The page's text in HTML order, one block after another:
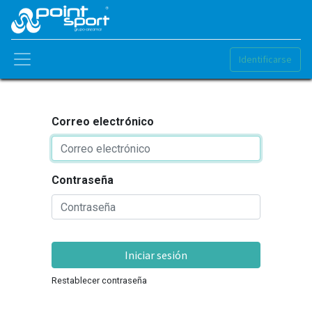
Identificarse
Correo electrónico
Contraseña
Iniciar sesión
Restablecer contraseña